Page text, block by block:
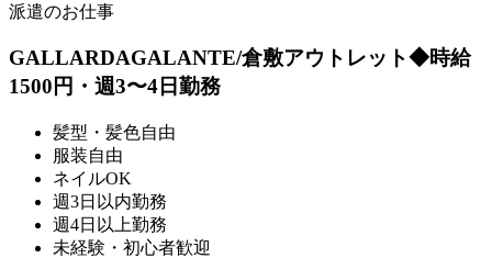
派遣のお仕事
GALLARDAGALANTE/倉敷アウトレット◆時給
1500円・週3〜4日勤務
髪型・髪色自由
服装自由
ネイルOK
週3日以内勤務
週4日以上勤務
未経験・初心者歓迎